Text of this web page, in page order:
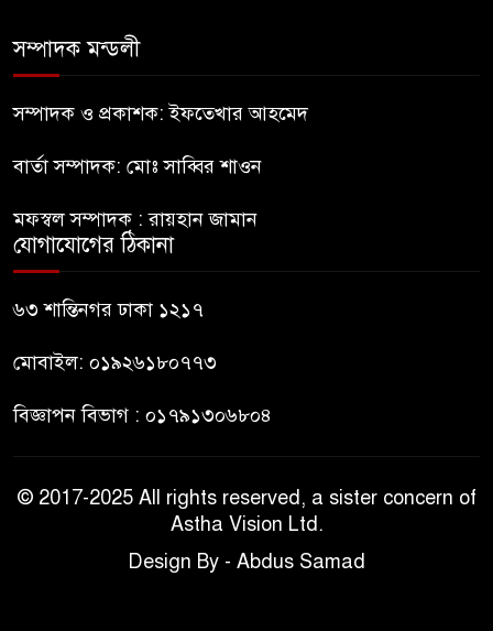
অভাব
বহিষ্কৃত জামাত নেতার কর্মীরা যোগ
দিলেন বিএনপিতে
সম্পাদক মন্ডলী
সম্পাদক ও প্রকাশক: ইফতেখার আহমেদ
বার্তা সম্পাদক: মোঃ সাব্বির শাওন
মফস্বল সম্পাদক : রায়হান জামান
যোগাযোগের ঠিকানা
৬৩ শান্তিনগর ঢাকা ১২১৭
মোবাইল: ০১৯২৬১৮০৭৭৩
বিজ্ঞাপন বিভাগ : ০১৭৯১৩০৬৮০৪
© 2017-2025 All rights reserved, a sister concern of
Astha Vision Ltd.
Design By - Abdus Samad